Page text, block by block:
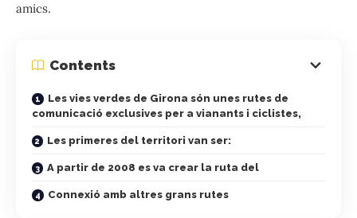
amics.
Contents
Les vies verdes de Girona són unes rutes de
comunicació exclusives per a vianants i ciclistes,
Les primeres del territori van ser:
A partir de 2008 es va crear la ruta del
Connexió amb altres grans rutes